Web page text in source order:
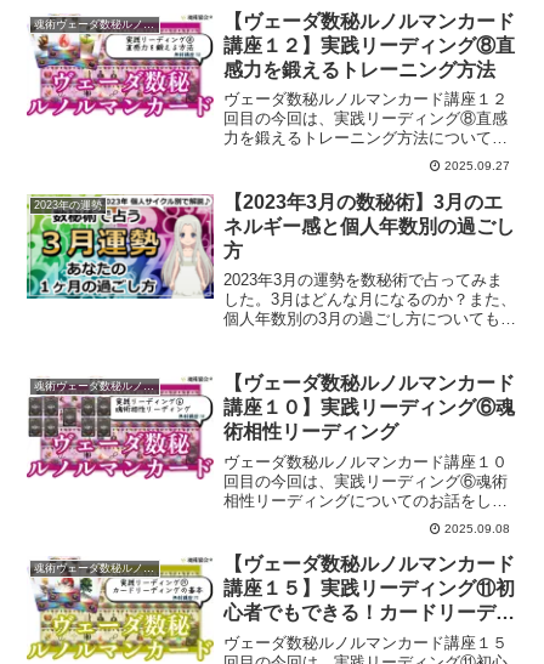
魂術ヴェーダ数秘ルノルマンカード
【ヴェーダ数秘ルノルマンカード
講座１２】実践リーディング⑧直
感力を鍛えるトレーニング方法
ヴェーダ数秘ルノルマンカード講座１２
回目の今回は、実践リーディング⑧直感
力を鍛えるトレーニング方法についての
2025.09.27
2023年の運勢
【2023年3月の数秘術】3月のエ
ネルギー感と個人年数別の過ごし
方
2023年3月の運勢を数秘術で占ってみま
した。3月はどんな月になるのか？また、
個人年数別の3月の過ごし方についてもご
魂術ヴェーダ数秘ルノルマンカード
【ヴェーダ数秘ルノルマンカード
講座１０】実践リーディング⑥魂
術相性リーディング
ヴェーダ数秘ルノルマンカード講座１０
回目の今回は、実践リーディング⑥魂術
相性リーディングについてのお話をして
2025.09.08
魂術ヴェーダ数秘ルノルマンカード
【ヴェーダ数秘ルノルマンカード
講座１５】実践リーディング⑪初
心者でもできる！カードリーディ
ングの基本
ヴェーダ数秘ルノルマンカード講座１５